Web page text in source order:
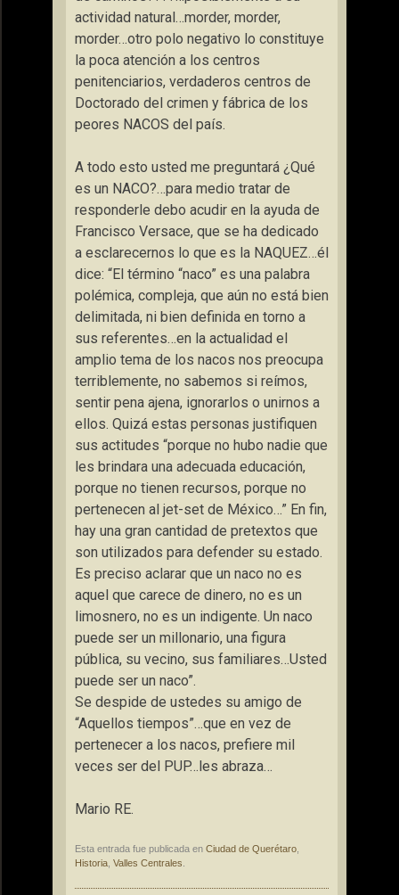
actividad natural…morder, morder,
morder…otro polo negativo lo constituye
la poca atención a los centros
penitenciarios, verdaderos centros de
Doctorado del crimen y fábrica de los
peores NACOS del país.
A todo esto usted me preguntará ¿Qué
es un NACO?…para medio tratar de
responderle debo acudir en la ayuda de
Francisco Versace, que se ha dedicado
a esclarecernos lo que es la NAQUEZ…él
dice: “El término “naco” es una palabra
polémica, compleja, que aún no está bien
delimitada, ni bien definida en torno a
sus referentes…en la actualidad el
amplio tema de los nacos nos preocupa
terriblemente, no sabemos si reímos,
sentir pena ajena, ignorarlos o unirnos a
ellos. Quizá estas personas justifiquen
sus actitudes “porque no hubo nadie que
les brindara una adecuada educación,
porque no tienen recursos, porque no
pertenecen al jet-set de México…” En fin,
hay una gran cantidad de pretextos que
son utilizados para defender su estado.
Es preciso aclarar que un naco no es
aquel que carece de dinero, no es un
limosnero, no es un indigente. Un naco
puede ser un millonario, una figura
pública, su vecino, sus familiares…Usted
puede ser un naco”.
Se despide de ustedes su amigo de
“Aquellos tiempos”…que en vez de
pertenecer a los nacos, prefiere mil
veces ser del PUP…les abraza…
Mario RE.
Esta entrada fue publicada en Ciudad de Querétaro
Historia Valles Centrales